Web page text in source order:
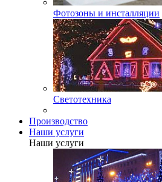
Фотозоны и инсталляции
Светотехника
Производство
Наши услуги
Наши услуги